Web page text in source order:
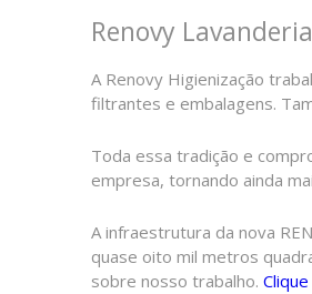
Renovy
A Renovy Higienização
filtrantes e embalagens.
Toda essa tradição e
empresa, tornando ainda
A infraestrutura da nova
quase oito mil metros
sobre nosso trabalho.